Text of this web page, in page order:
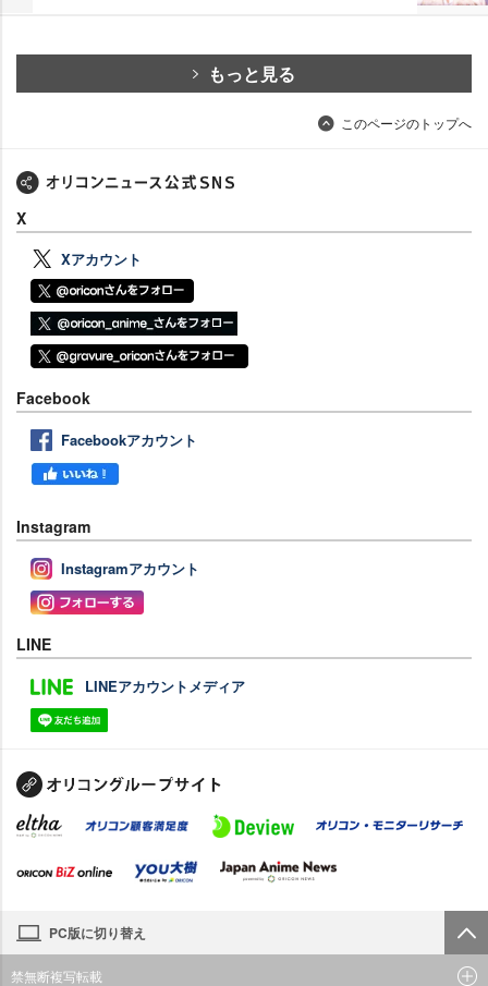
もっと見る
このページのトップへ
X
Xアカウント
Facebook
Facebookアカウント
Instagram
Instagramアカウント
LINE
LINEアカウントメディア
PC版に切り替え
禁無断複写転載